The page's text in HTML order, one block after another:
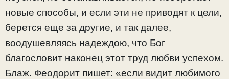
новые способы, и если эти не приводят к цели,
берется еще за другие, и так далее,
воодушевляясь надеждою, что Бог
благословит наконец этот труд любви успехом.
Блаж. Феодорит пишет: «если видит любимого